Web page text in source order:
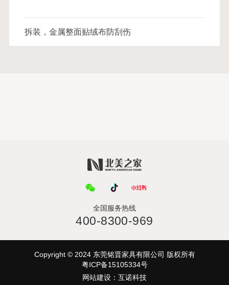
拆装，金属整面贴绒布防刮伤
全国服务热线
400-8300-969
Copyright © 2024 东莞铭晋家具有限公司 版权所有
粤ICP备15105334号
网站建设 ： 互诺科技